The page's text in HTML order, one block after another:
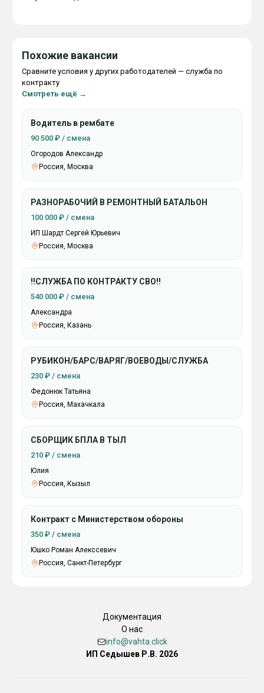
Похожие вакансии
Сравните условия у других работодателей — служба по
контракту
Смотреть ещё →
Водитель в рембате
90 500 ₽ / смена
Огородов Александр
Россия, Москва
РАЗНОРАБОЧИЙ В РЕМОНТНЫЙ БАТАЛЬОН
100 000 ₽ / смена
ИП Шардт Сергей Юрьевич
Россия, Москва
‼️СЛУЖБА ПО КОНТРАКТУ СВО‼️
540 000 ₽ / смена
Александра
Россия, Казань
РУБИКОН/БАРС/ВАРЯГ/ВОЕВОДЫ/СЛУЖБА
230 ₽ / смена
Федонюк Татьяна
Россия, Махачкала
СБОРЩИК БПЛА В ТЫЛ
210 ₽ / смена
Юлия
Россия, Кызыл
Контракт с Министерством обороны
350 ₽ / смена
Юшко Роман Алекссевич
Россия, Санкт-Петербург
Документация
О нас
info@vahta.click
ИП Седышев Р.В. 2026